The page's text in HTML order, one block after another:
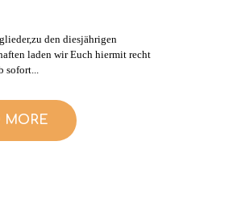
den diesjährigen
laden wir Euch hiermit recht
sofort...
MORE